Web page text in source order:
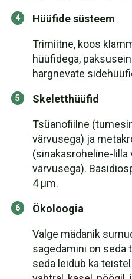
Hüüfide süsteem
Trimiitne, koos
hüüfidega,
hargnevate
Skeletthüüfid
Tsüanofiilne
värvusega) ja
(sinakasroheline-
värvusega).
4 µm.
Ökoloogia
Valge mädanik
sagedamini on seda
seda leidub ka